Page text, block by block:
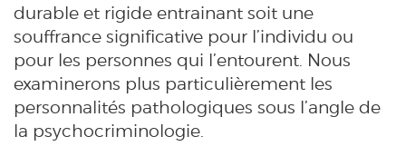
durable et rigide entrainant soit une
souffrance significative pour l’individu ou
pour les personnes qui l’entourent. Nous
examinerons plus particulièrement les
personnalités pathologiques sous l’angle de
la psychocriminologie.